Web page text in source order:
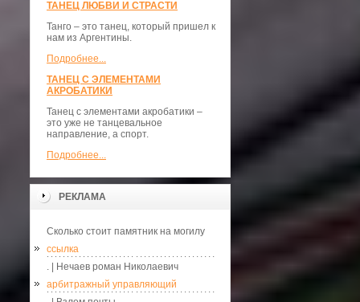
ТАНЕЦ ЛЮБВИ И СТРАСТИ
Танго – это танец, который пришел к
нам из Аргентины.
Подробнее...
ТАНЕЦ С ЭЛЕМЕНТАМИ
АКРОБАТИКИ
Танец с элементами акробатики –
это уже не танцевальное
направление, а спорт.
Подробнее...
РЕКЛАМА
Сколько стоит памятник на могилу
ссылка
. | Нечаев роман Николаевич
арбитражный управляющий